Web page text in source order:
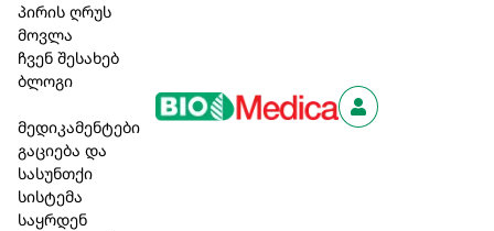
პირის ღრუს
მოვლა
ჩვენ შესახებ
ბლოგი
მედიკამენტები
გაციება და
სასუნთქი
სისტემა
საყრდენ